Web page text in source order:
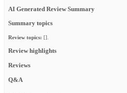
AI Generated Review Summary
Summary topics
Review topics: [].
Review highlights
Reviews
Q&A